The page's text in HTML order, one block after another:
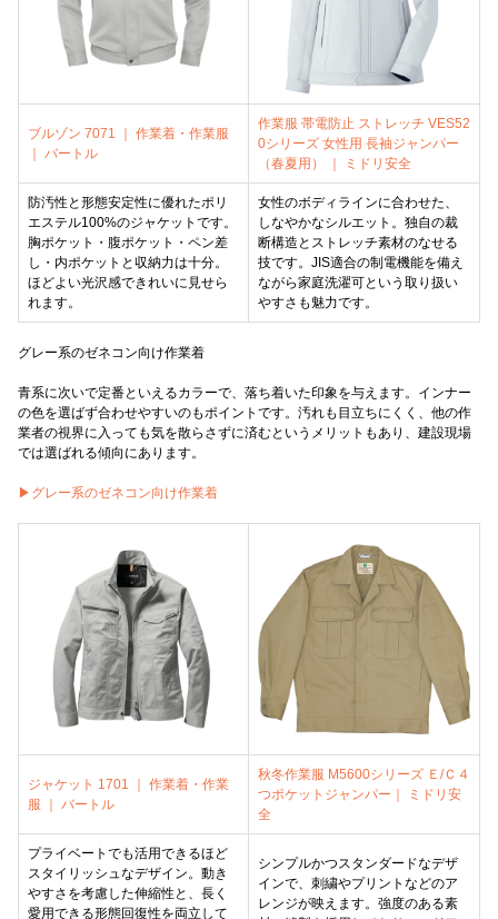
ブルゾン 7071 ｜ 作業着・作業服
｜ バートル
作業服 帯電防止 ストレッチ VES52
0シリーズ 女性用 長袖ジャンパー
（春夏用） ｜ ミドリ安全
防汚性と形態安定性に優れたポリ
エステル100%のジャケットです。
胸ポケット・腹ポケット・ペン差
し・内ポケットと収納力は十分。
ほどよい光沢感できれいに見せら
れます。
女性のボディラインに合わせた、
しなやかなシルエット。独自の裁
断構造とストレッチ素材のなせる
技です。JIS適合の制電機能を備え
ながら家庭洗濯可という取り扱い
やすさも魅力です。
グレー系のゼネコン向け作業着
青系に次いで定番といえるカラーで、落ち着いた印象を与えます。インナー
の色を選ばず合わせやすいのもポイントです。汚れも目立ちにくく、他の作
業者の視界に入っても気を散らさずに済むというメリットもあり、建設現場
では選ばれる傾向にあります。
▶グレー系のゼネコン向け作業着
ジャケット 1701 ｜ 作業着・作業
服 ｜ バートル
秋冬作業服 M5600シリーズ Ｅ/Ｃ４
つポケットジャンパー｜ ミドリ安
全
プライベートでも活用できるほど
スタイリッシュなデザイン。動き
やすさを考慮した伸縮性と、長く
愛用できる形態回復性を両立して
シンプルかつスタンダードなデザ
インで、刺繍やプリントなどのア
レンジが映えます。強度のある素